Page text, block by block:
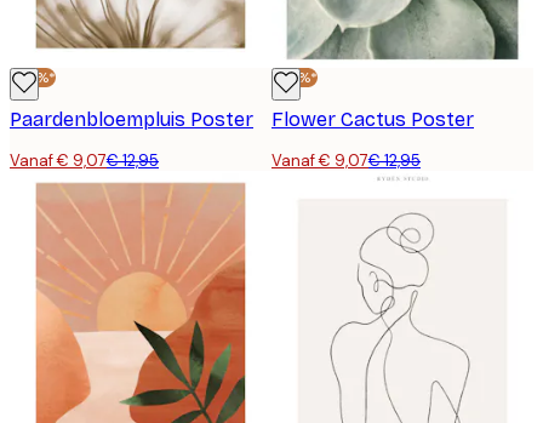
-30%*
Paardenbloempluis Poster
Vanaf € 9,07€ 12,95
-30%*
Flower Cactus Poster
Vanaf € 9,07€ 12,95